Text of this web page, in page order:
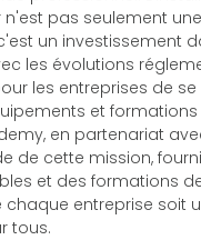
n'est pas seulement
un investissement
les évolutions
les entreprises de
et
en partenariat
de cette mission,
et des formations
chaque entreprise soit
tous.